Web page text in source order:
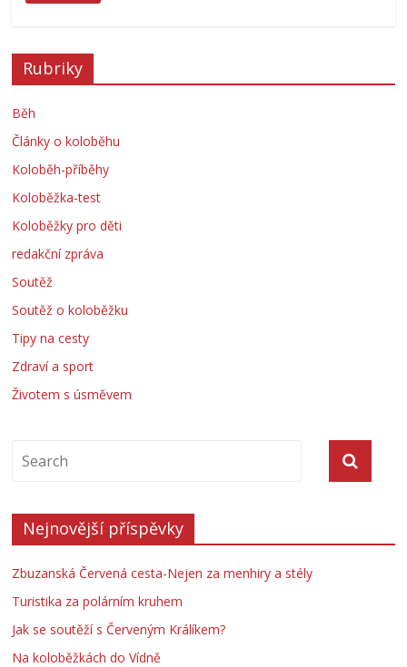
Rubriky
Běh
Články o koloběhu
Koloběh-příběhy
Koloběžka-test
Koloběžky pro děti
redakční zpráva
Soutěž
Soutěž o koloběžku
Tipy na cesty
Zdraví a sport
Životem s úsměvem
Nejnovější příspěvky
Zbuzanská Červená cesta-Nejen za menhiry a stély
Turistika za polárním kruhem
Jak se soutěží s Červeným Králíkem?
Na koloběžkách do Vídně